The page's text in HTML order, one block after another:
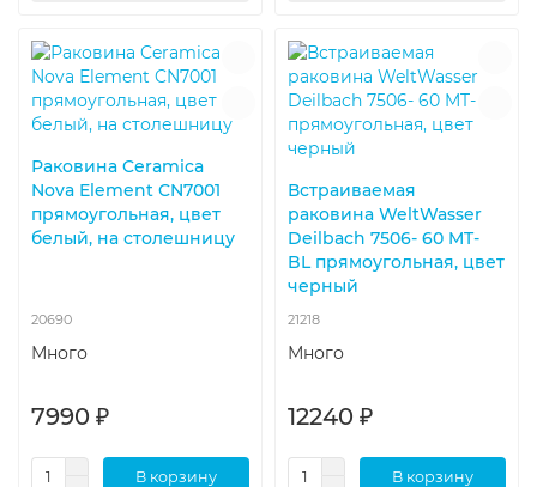
Раковина Ceramica
Nova Element CN7001
прямоугольная, цвет
белый, на столешницу
20690
Много
7990 ₽
В корзину
Встраиваемая
раковина WeltWasser
Deilbach 7506- 60 MT-
BL прямоугольная, цвет
черный
21218
Много
12240 ₽
В корзину